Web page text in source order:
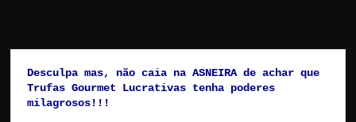
Desculpa mas, não caia na ASNEIRA de achar que
Trufas Gourmet Lucrativas tenha poderes
milagrosos!!!